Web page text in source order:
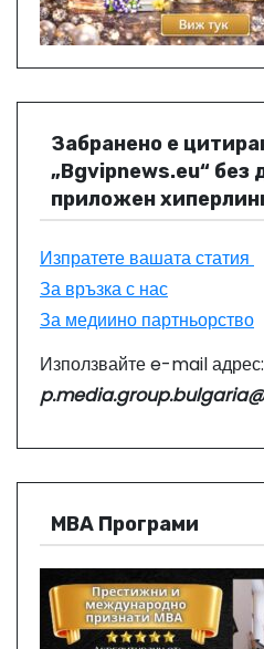
Забранено е
„Bgvipnews.eu“ без
приложен
Изпратете вашата статия
За връзка с нас
За медиино партньорство
Използвайте e-mail адрес:
МВА Програми